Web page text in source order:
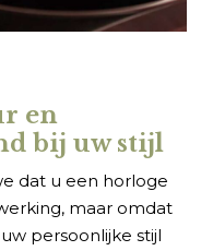
en
bij uw stijl
dat u een horloge
maar omdat
persoonlijke stijl